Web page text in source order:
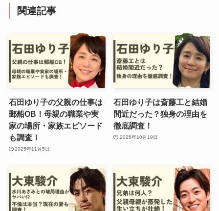
関連記事
石田ゆり子の父親の仕事は
郵船OB！母親の職業や実
家の場所・家族エピソード
も調査！
2025年11月5日
石田ゆり子は斎藤工と結婚
間近だった？独身の理由を
徹底調査！
2025年10月19日